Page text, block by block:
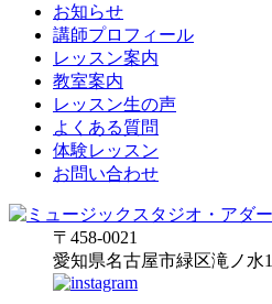
お知らせ
講師プロフィール
レッスン案内
教室案内
レッスン生の声
よくある質問
体験レッスン
お問い合わせ
〒458-0021
愛知県名古屋市緑区滝ノ水